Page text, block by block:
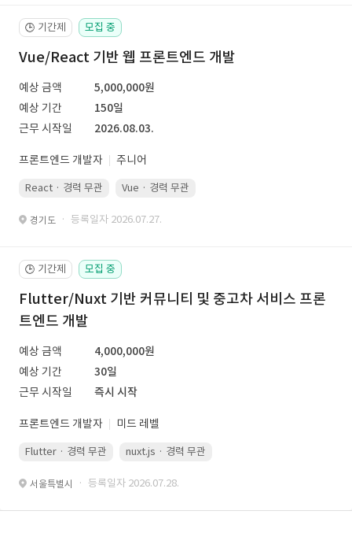
🕒 기간제 모집 중
Vue/React 기반 웹 프론트엔드 개발
예상 금액
5,000,000원
예상 기간
150일
근무 시작일
2026.08.03.
프론트엔드 개발자 주니어
React · 경력 무관 Vue · 경력 무관
경기도 · 등록일자 2026.07.27.
🕒 기간제 모집 중
Flutter/Nuxt 기반 커뮤니티 및 중고차 서비스 프론
트엔드 개발
예상 금액
4,000,000원
예상 기간
30일
근무 시작일
즉시 시작
프론트엔드 개발자 미드 레벨
Flutter · 경력 무관 nuxt.js · 경력 무관
서울특별시 · 등록일자 2026.07.28.